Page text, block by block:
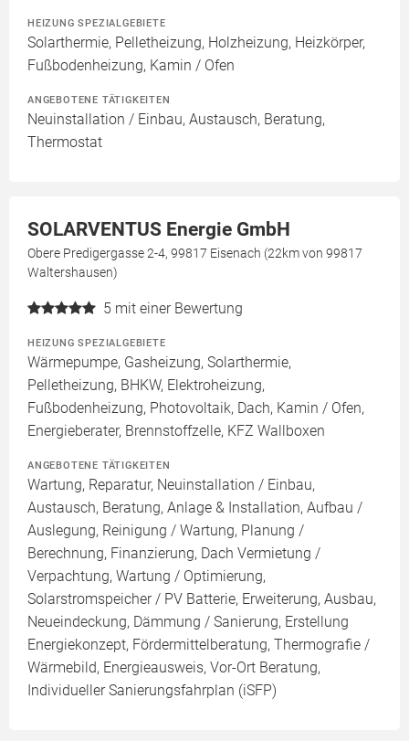
HEIZUNG SPEZIALGEBIETE
Solarthermie, Pelletheizung, Holzheizung, Heizkörper,
Fußbodenheizung, Kamin / Ofen
ANGEBOTENE TÄTIGKEITEN
Neuinstallation / Einbau, Austausch, Beratung,
Thermostat
SOLARVENTUS Energie GmbH
Obere Predigergasse 2-4, 99817 Eisenach (22km von 99817
Waltershausen)
5 mit einer Bewertung
HEIZUNG SPEZIALGEBIETE
Wärmepumpe, Gasheizung, Solarthermie,
Pelletheizung, BHKW, Elektroheizung,
Fußbodenheizung, Photovoltaik, Dach, Kamin / Ofen,
Energieberater, Brennstoffzelle, KFZ Wallboxen
ANGEBOTENE TÄTIGKEITEN
Wartung, Reparatur, Neuinstallation / Einbau,
Austausch, Beratung, Anlage & Installation, Aufbau /
Auslegung, Reinigung / Wartung, Planung /
Berechnung, Finanzierung, Dach Vermietung /
Verpachtung, Wartung / Optimierung,
Solarstromspeicher / PV Batterie, Erweiterung, Ausbau,
Neueindeckung, Dämmung / Sanierung, Erstellung
Energiekonzept, Fördermittelberatung, Thermografie /
Wärmebild, Energieausweis, Vor-Ort Beratung,
Individueller Sanierungsfahrplan (iSFP)